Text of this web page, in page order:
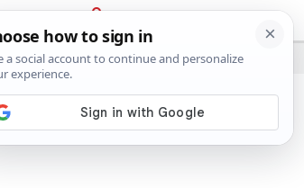
PRIJAVA